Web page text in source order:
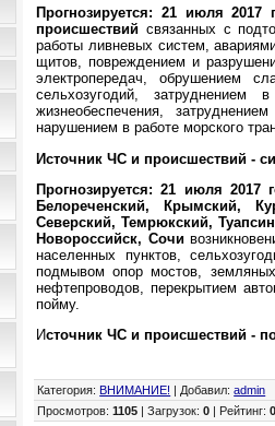
Прогнозируется: 21 июля 2017
происшествий связанных с
работы ливневых систем,
щитов, повреждением и
электропередач, обрушением
сельхозугодий,
жизнеобеспечения,
нарушением в работе морского
Источник ЧС и происшествий -
Прогнозируется: 21 июля 2017
Белореченский, Крымский,
Северский, Темрюкский,
Новороссийск, Сочи
населенных пунктов,
подмывом опор мостов,
нефтепроводов, перекрытием
пойму.
Источник ЧС и происшествий -
Категория: ВНИМАНИЕ! Добавил:admin
Просмотров:1105 |Загрузок:0 Рейтинг: